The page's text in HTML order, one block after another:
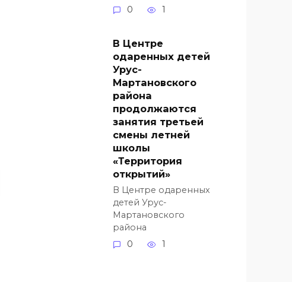
0
1
В Центре
одаренных детей
Урус-
Мартановского
района
продолжаются
занятия третьей
смены летней
школы
«Территория
открытий»
В Центре одаренных
детей Урус-
Мартановского
района
0
1